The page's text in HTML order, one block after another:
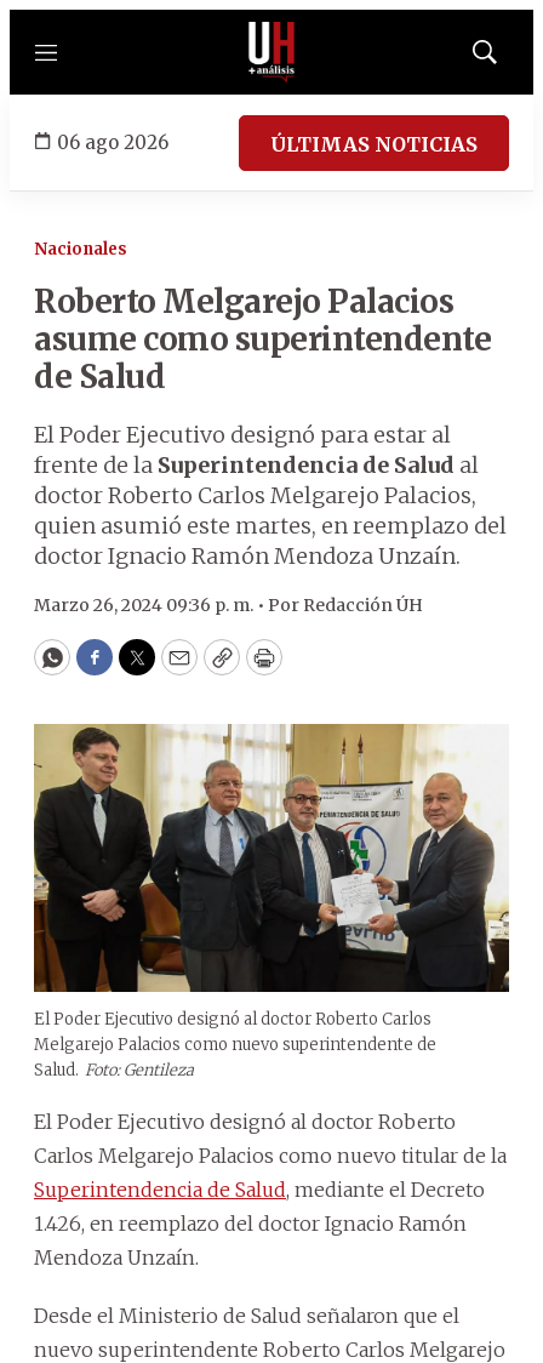
Menú
Mostrar
06 ago 2026 ÚLTIMAS NOTICIAS
Nacionales
Roberto Melgarejo Palacios
asume como superintendente
de Salud
El Poder Ejecutivo designó para estar al
frente de la Superintendencia de Salud al
doctor Roberto Carlos Melgarejo Palacios,
quien asumió este martes, en reemplazo del
doctor Ignacio Ramón Mendoza Unzaín.
Marzo 26, 2024 09:36 p. m. • Por Redacción ÚH
WhatsApp
Facebook
Twitter
EmailCopyPrint
El Poder Ejecutivo designó al doctor Roberto Carlos
Melgarejo Palacios como nuevo superintendente de
Salud. Foto: Gentileza
El Poder Ejecutivo designó al doctor Roberto
Carlos Melgarejo Palacios como nuevo titular de la
Superintendencia de Salud, mediante el Decreto
1.426, en reemplazo del doctor Ignacio Ramón
Mendoza Unzaín.
Desde el Ministerio de Salud señalaron que el
nuevo superintendente Roberto Carlos Melgarejo